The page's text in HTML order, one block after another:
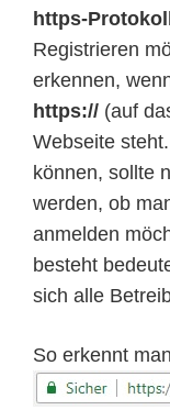
https-Protokoll
Registrieren
erkennen,
https:// (auf
Webseite
können, sollte
werden, ob
anmelden
besteht
sich alle
So erkennt